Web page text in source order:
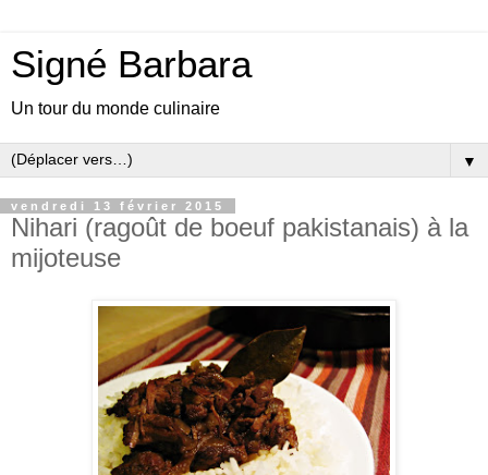
Signé Barbara
Un tour du monde culinaire
▼
vendredi 13 février 2015
Nihari (ragoût de boeuf pakistanais) à la
mijoteuse